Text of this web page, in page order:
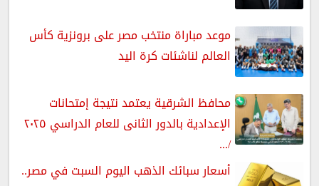
موعد مباراة منتخب مصر على برونزية كأس
العالم لناشئات كرة اليد
محافظ الشرقية يعتمد نتيجة إمتحانات
الإعدادية بالدور الثانى للعام الدراسي ٢٠٢٥
/...
أسعار سبائك الذهب اليوم السبت في مصر..